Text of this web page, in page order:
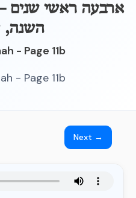
ארבעה ראשי שנים
השנה,
- Page 11b
- Page 11b
Next →